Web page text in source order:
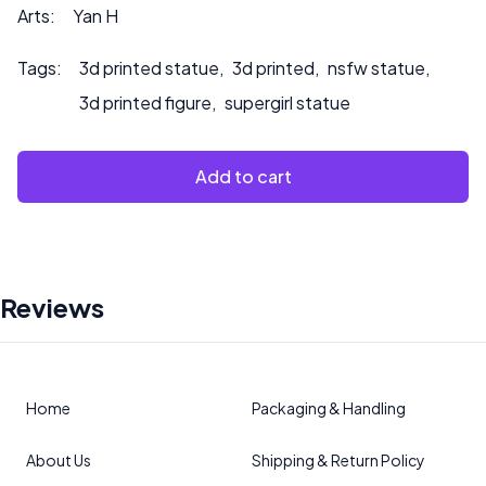
oder wenn Sie möchten, dass wir das Produkt bemalen.
Arts: Yan H
Tags: 3d printed statue, 3d printed, nsfw statue,
3d printed figure, supergirl statue
Add to cart
Reviews
Home
About Us
Packaging & Handling
Shipping & Return Policy